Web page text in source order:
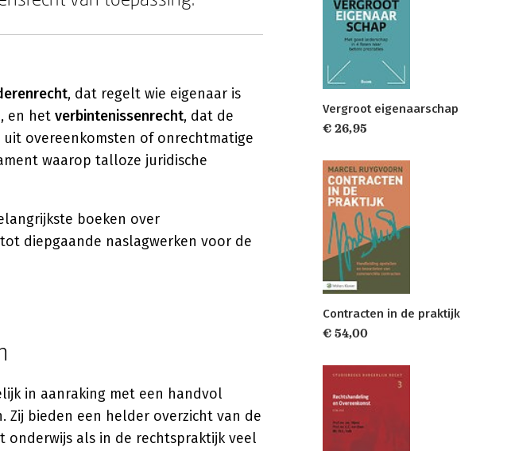
, dat regelt wie eigenaar is
en het verbintenissenrecht, dat de
overeenkomsten of onrechtmatige
waarop talloze juridische
boeken over
diepgaande naslagwerken voor de
in aanraking met een handvol
bieden een helder overzicht van de
onderwijs als in de rechtspraktijk veel
Vergroot eigenaarschap
€ 26,95
Contracten in de praktijk
€ 54,00